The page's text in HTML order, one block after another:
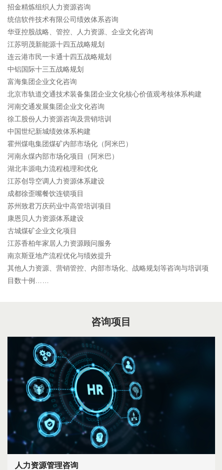
招金精炼组织人力资源咨询
统信软件技术有限公司绩效体系咨询
华亚控股战略、管控、人力资源、企业文化咨询
江苏明茂新能源十四五战略规划
连云港市民一卡通十四五战略规划
中铝国际十三五战略规划
富海集团企业文化咨询
北京市轨道交通技术装备集团企业文化核心价值观考核体系构建
河南交通发展集团企业文化咨询
徐工股份人力资源咨询及营销培训
中国世纪新城绩效体系构建
霍州煤电集团煤矿内部市场化（阿米巴）
河南永煤内部市场化项目（阿米巴）
湖北丰源电力流程梳理和优化
江苏创导空调人力资源体系建设
成都徐歪嘴餐饮连锁项目
苏州致君万庆药业中高管培训项目
康恩贝人力资源体系建设
古城煤矿企业文化项目
江苏香柏年家居人力资源顾问服务
南京斯亚地产流程优化与绩效提升
其他人力资源、营销管控、内部市场化、战略规划等咨询与培训项
目数十例……
咨询项目
人力资源管理咨询